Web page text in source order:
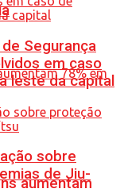
aumentam
Segurança
em caso
leste da capital
sobre
de Jiu-